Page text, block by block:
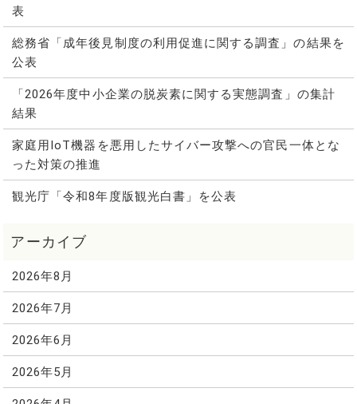
表
総務省「成年後見制度の利用促進に関する調査」の結果を
公表
「2026年度中小企業の脱炭素に関する実態調査」の集計
結果
家庭用IoT機器を悪用したサイバー攻撃への官民一体とな
った対策の推進
観光庁「令和8年度版観光白書」を公表
2026年8月
2026年7月
2026年6月
2026年5月